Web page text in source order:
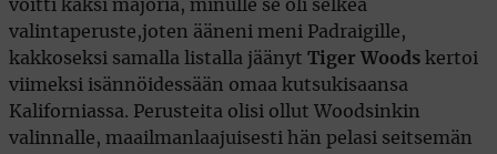
voitti kaksi majoria, minulle se oli selkeä
valintaperuste,joten ääneni meni Padraigille,
kakkoseksi samalla listalla jäänyt Tiger Woods kertoi
viimeksi isännöidessään omaa kutsukisaansa
Kaliforniassa. Perusteita olisi ollut Woodsinkin
valinnalle, maailmanlaajuisesti hän pelasi seitsemän